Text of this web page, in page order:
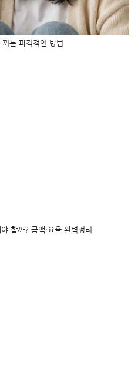
는 파격적인 방법
할까? 금액·요율 완벽정리